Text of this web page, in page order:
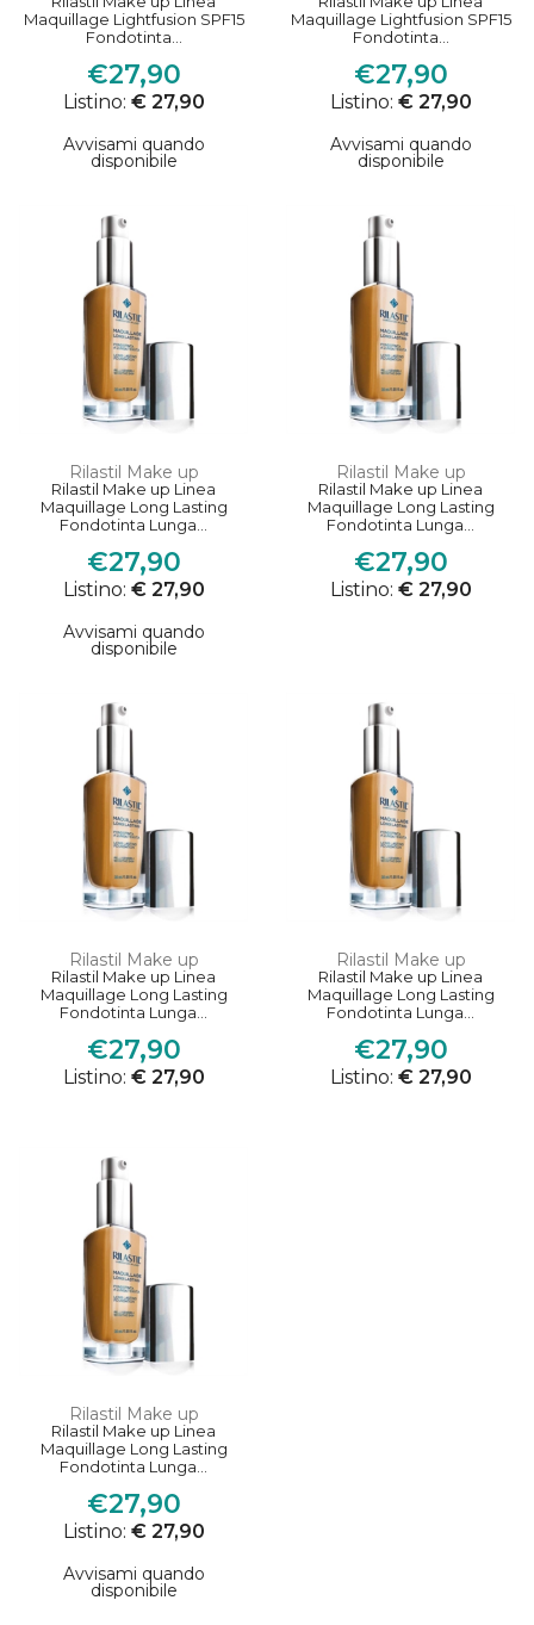
Maquillage Lightfusion SPF15
Fondotinta...
€27,90
Listino: € 27,90
Avvisami quando
disponibile
Maquillage Lightfusion SPF15
Fondotinta...
€27,90
Listino: € 27,90
Avvisami quando
disponibile
Rilastil Make up
Rilastil Make up Linea
Maquillage Long Lasting
Fondotinta Lunga...
€27,90
Listino: € 27,90
Avvisami quando
disponibile
Rilastil Make up
Rilastil Make up Linea
Maquillage Long Lasting
Fondotinta Lunga...
€27,90
Listino: € 27,90
Rilastil Make up
Rilastil Make up Linea
Maquillage Long Lasting
Fondotinta Lunga...
€27,90
Listino: € 27,90
Rilastil Make up
Rilastil Make up Linea
Maquillage Long Lasting
Fondotinta Lunga...
€27,90
Listino: € 27,90
Rilastil Make up
Rilastil Make up Linea
Maquillage Long Lasting
Fondotinta Lunga...
€27,90
Listino: € 27,90
Avvisami quando
disponibile